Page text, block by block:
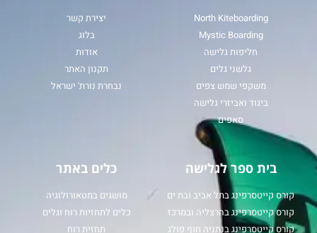
North Kiteboarding
Mystic Boarding
חליפות גלישה
גלשני גלים
משקפי שמש צפים
ביגוד ואביזרי גלישה
סאפים
יצירת קשר
בלוג
אודות
תקנון האתר
נבחרת נורת' ישראל
בית ספר לגלישה
קורס קייטסרפינג בתל אביב ובת ים
קורס קייטסרפינג בהרצליה ובמרכז
קורס קייטסרפינג בנתניה חוף פולג
כלים באתר
מושגים במטאורולוגיה
כלים לתחזיות רוח וגלים
תחזית רוח